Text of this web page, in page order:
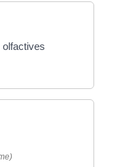
olfactives